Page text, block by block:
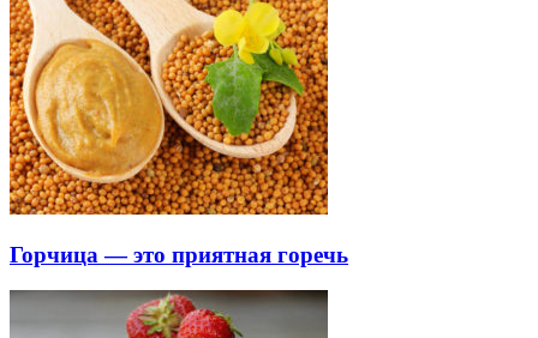
Горчица — это приятная горечь